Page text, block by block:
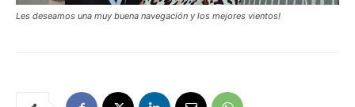
Les deseamos una muy buena navegación y los mejores vientos!